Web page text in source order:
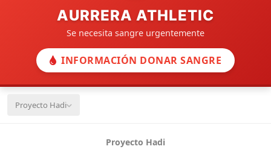
AURRERA ATHLETIC
Se necesita sangre urgentemente
INFORMACIÓN DONAR SANGRE
Proyecto Hadi
Proyecto Hadi